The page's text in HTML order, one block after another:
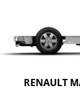
RENAULT